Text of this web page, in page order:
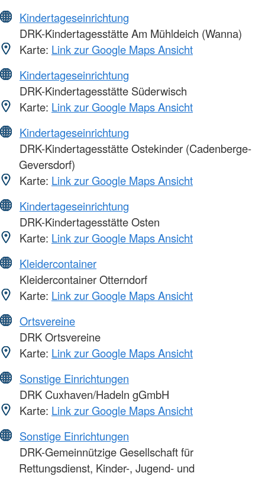
Kindertageseinrichtung
DRK-Kindertagesstätte Am Mühldeich (Wanna)
Karte: Link zur Google Maps Ansicht
Kindertageseinrichtung
DRK-Kindertagesstätte Süderwisch
Karte: Link zur Google Maps Ansicht
Kindertageseinrichtung
DRK-Kindertagesstätte Ostekinder (Cadenberge-
Geversdorf)
Karte: Link zur Google Maps Ansicht
Kindertageseinrichtung
DRK-Kindertagesstätte Osten
Karte: Link zur Google Maps Ansicht
Kleidercontainer
Kleidercontainer Otterndorf
Karte: Link zur Google Maps Ansicht
Ortsvereine
DRK Ortsvereine
Karte: Link zur Google Maps Ansicht
Sonstige Einrichtungen
DRK Cuxhaven/Hadeln gGmbH
Karte: Link zur Google Maps Ansicht
Sonstige Einrichtungen
DRK-Gemeinnützige Gesellschaft für
Rettungsdienst, Kinder-, Jugend- und